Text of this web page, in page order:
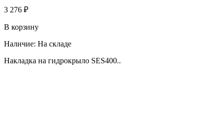
3 276 ₽
В корзину
Наличие: На складе
Накладка на гидрокрыло SES400..